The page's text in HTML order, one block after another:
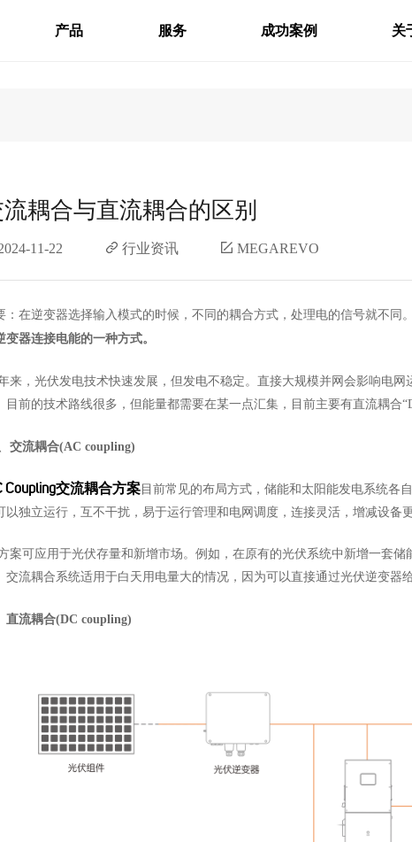
产品 服务 成功案例 关
耦合与直流耦合的区别
11-22 行业资讯 MEGAREVO
：在逆变器选择输入模式的时候，不同的耦合方式，处理电的信号就不同
变器连接电能的一种方式。
来，光伏发电技术快速发展，但发电不稳定。直接大规模并网会影响电
目前的技术路线很多，但能量都需要在某一点汇集，目前主要有直流耦合
交流耦合(AC coupling)
Coupling交流耦合方案目前常见的布局方式，储能和太阳能发电系统各
以独立运行，互不干扰，易于运行管理和电网调度，连接灵活，增减设备更
案可应用于光伏存量和新增市场。例如，在原有的光伏系统中新增一套
交流耦合系统适用于白天用电量大的情况，因为可以直接通过光伏逆变器给
直流耦合(DC coupling)